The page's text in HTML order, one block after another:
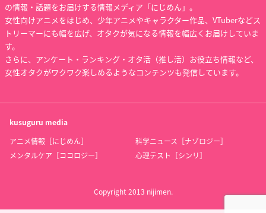
の情報・話題をお届けする情報メディア「にじめん」。
女性向けアニメをはじめ、少年アニメやキャラクター作品、VTuberなどス
トリーマーにも幅を広げ、オタクが気になる情報を幅広くお届けしていま
す。
さらに、アンケート・ランキング・オタ活（推し活）お役立ち情報など、
女性オタクがワクワク楽しめるようなコンテンツも発信しています。
kusuguru media
アニメ情報［にじめん］
科学ニュース［ナゾロジー］
メンタルケア［ココロジー］
心理テスト［シンリ］
Copyright 2013 nijimen.